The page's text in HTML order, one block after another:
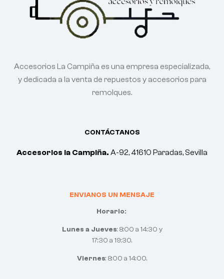
CONTÁCTANOS
Accesorios la Campiña. A-92, 41610 Paradas, Sevilla
ENVIANOS UN MENSAJE
Horario:
Lunes a Jueves: 8:00 a 14:30 y
17:30 a 19:30.
Viernes: 8:00 a 14:00.
Accesorios La Campiña es una empresa especializada,
y dedicada a la venta de repuestos y accesorios para
remolques.